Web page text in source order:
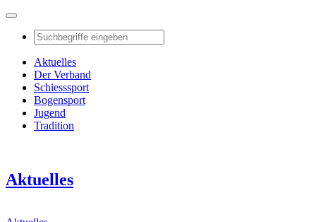
Aktuelles
Der Verband
Schiesssport
Bogensport
Jugend
Tradition
Aktuelles